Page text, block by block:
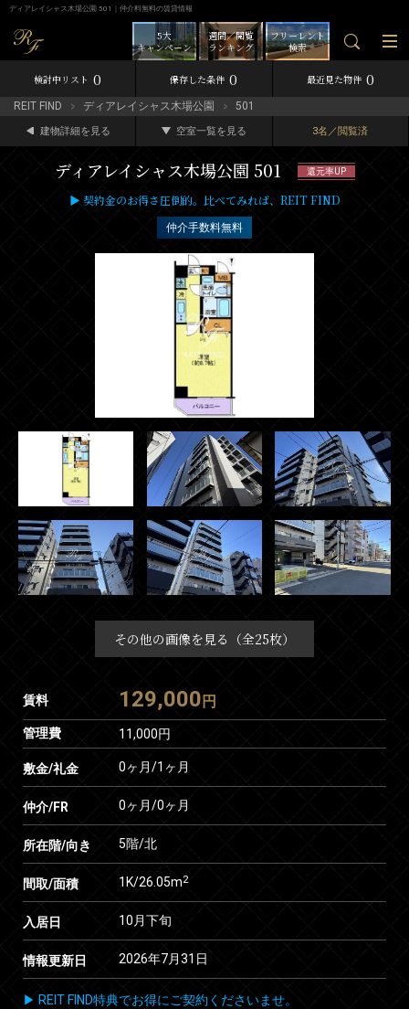
ディアレイシャス木場公園 501｜仲介料無料の賃貸情報
フリーレント
検索
週間／閲覧
ランキング
5大
キャンペーン
検討中リスト 0 保存した条件 0 最近見た物件 0
REIT FIND ディアレイシャス木場公園 501
建物詳細を見る 空室一覧を見る 3名／閲覧済
ディアレイシャス木場公園 501 還元率UP
▶ 契約金のお得さ圧倒的。比べてみれば、REIT FIND
仲介手数料無料
その他の画像を見る（全25枚）
賃料 129,000 円
管理費 11,000円
敷金/礼金 0ヶ月/1ヶ月
仲介/FR 0ヶ月/0ヶ月
所在階/向き 5階/北
間取/面積 1K/26.05m2
入居日 10月下旬
情報更新日 2026年7月31日
▶ REIT FIND特典でお得にご契約くださいませ。